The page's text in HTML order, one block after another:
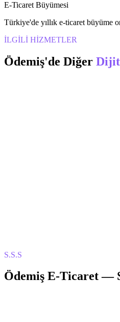
E-Ticaret Büyümesi
Türkiye'de yıllık e-ticaret büyüme
İLGİLİ HİZMETLER
Ödemiş'de Diğer
S.S.S
Ödemiş E-Ticaret—